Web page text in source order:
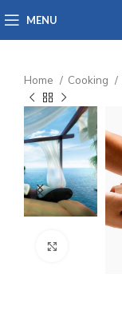
MENU
Home Cooking